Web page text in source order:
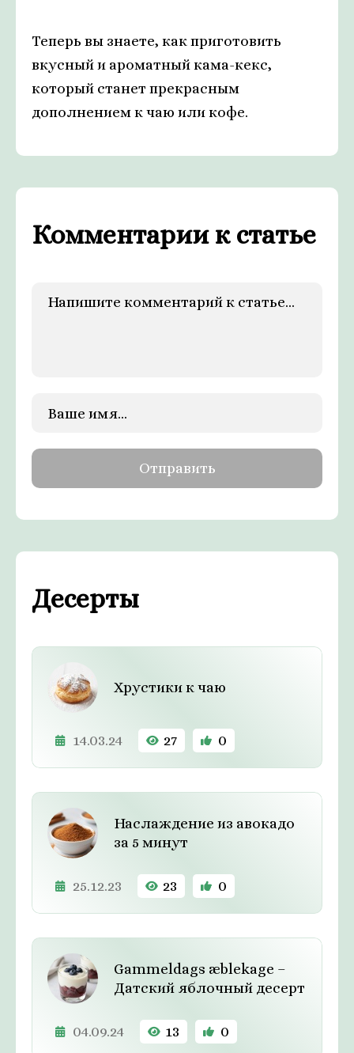
Теперь вы знаете, как приготовить
вкусный и ароматный кама-кекс,
который станет прекрасным
дополнением к чаю или кофе.
Комментарии к статье
Десерты
Хрустики к чаю
14.03.24 27 0
Наслаждение из авокадо
за 5 минут
25.12.23 23 0
Gammeldags æblekage –
Датский яблочный десерт
04.09.24 13 0